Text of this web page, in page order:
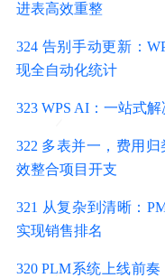
进表高效重整
324 告别手动更新：
现全自动化统计
323 WPS AI：一站式
322 多表并一，费用
效整合项目开支
321 从复杂到清晰：
实现销售排名
320 PLM系统上线前